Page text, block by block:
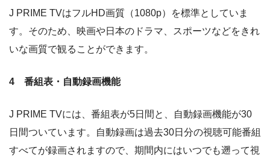
J PRIME TVはフルHD画質（1080p）を標準としていま
す。そのため、映画や日本のドラマ、スポーツなどをきれ
いな画質で観ることができます。
4 番組表・自動録画機能
J PRIME TVには、番組表が5日間と、自動録画機能が30
日間ついています。自動録画は過去30日分の視聴可能番組
すべてが録画されますので、期間内にはいつでも遡って視